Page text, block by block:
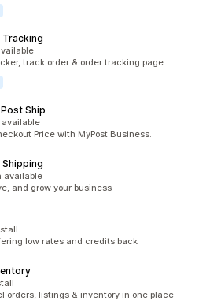
track order & order tracking page
Ship
available
Price with MyPost Business.
available
and grow your business
low rates and credits back
orders, listings & inventory in one place